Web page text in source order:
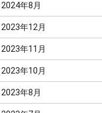
2024年8月
2023年12月
2023年11月
2023年10月
2023年8月